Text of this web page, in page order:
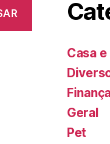
Casa
Geral
Pet